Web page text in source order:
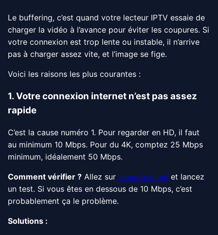
Le buffering, c’est quand votre lecteur IPTV essaie de
charger la vidéo à l’avance pour éviter les coupures. Si
votre connexion est trop lente ou instable, il n’arrive
pas à charger assez vite, et l’image se fige.
Voici les raisons les plus courantes :
1. Votre connexion internet n’est pas assez
rapide
C’est la cause numéro 1. Pour regarder en HD, il faut
au minimum 10 Mbps. Pour du 4K, comptez 25 Mbps
minimum, idéalement 50 Mbps.
Comment vérifier ? Allez sur speedtest.net et lancez
un test. Si vous êtes en dessous de 10 Mbps, c’est
probablement ça le problème.
Solutions :